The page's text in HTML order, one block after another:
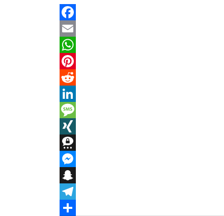
Facebook
Email
WhatsApp
Pinterest
Reddit
LinkedIn
Message
XING
Threema
Messenger
Snapchat
Telegram